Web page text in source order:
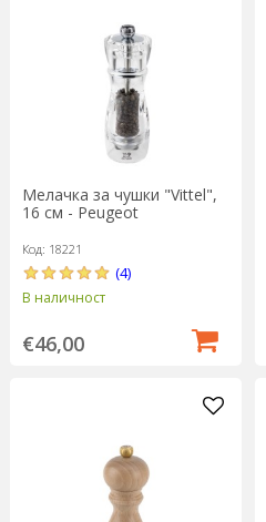
Мелачка за чушки "Vittel",
16 см - Peugeot
Код: 18221
(4)
В наличност
€46,00